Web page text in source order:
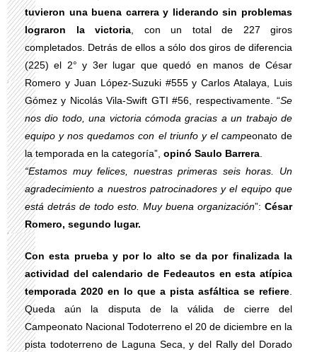
tuvieron una buena carrera y liderando sin problemas
lograron la victoria , con un total de 227 giros
completados. Detrás de ellos a sólo dos giros de diferencia
(225) el 2° y 3er lugar que quedó en manos de César
Romero y Juan López-Suzuki #555 y Carlos Atalaya, Luis
Gómez y Nicolás Vila-Swift GTI #56, respectivamente. “Se
nos dio todo, una victoria cómoda gracias a un trabajo de
equipo y nos quedamos con el triunfo y el campeonato de
la temporada en la categoría”, opinó Saulo Barrera
“Estamos muy felices, nuestras primeras seis horas. Un
agradecimiento a nuestros patrocinadores y el equipo que
está detrás de todo esto. Muy buena organización”: César
Romero, segundo lugar.
Con esta prueba y por lo alto se da por finalizada la
actividad del calendario de Fedeautos en esta atípica
temporada 2020 en lo que a pista asfáltica se refiere
Queda aún la disputa de la válida de cierre del
Campeonato Nacional Todoterreno el 20 de diciembre en la
pista todoterreno de Laguna Seca, y del Rally del Dorado